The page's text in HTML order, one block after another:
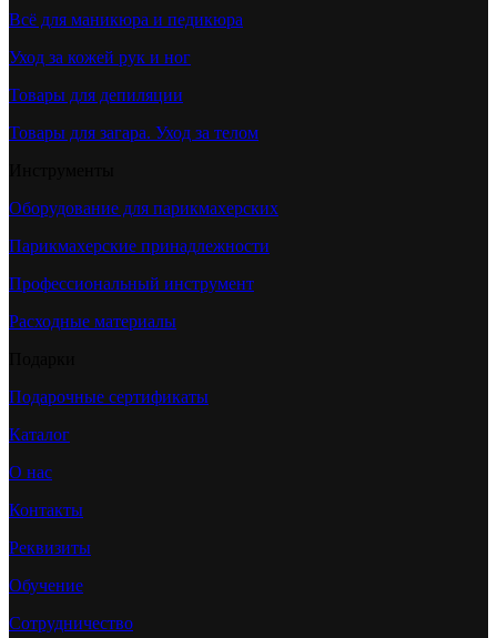
Всё для маникюра и педикюра
Уход за кожей рук и ног
Товары для депиляции
Товары для загара. Уход за телом
Оборудование для парикмахерских
Парикмахерские принадлежности
Профессиональный инструмент
Расходные материалы
Подарочные сертификаты
Каталог
О нас
Контакты
Реквизиты
Обучение
Сотрудничество